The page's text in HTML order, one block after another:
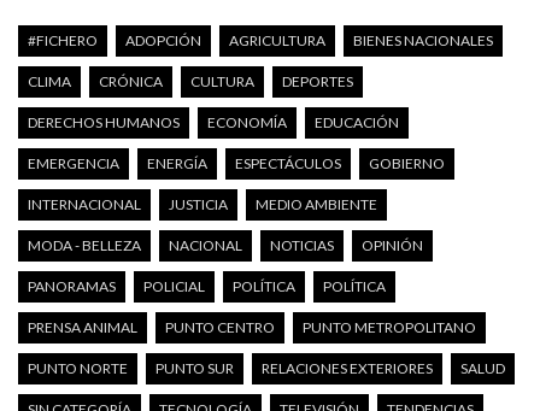
#FICHERO ADOPCIÓN AGRICULTURA BIENES NACIONALES
CLIMA CRÓNICA CULTURA DEPORTES
DERECHOS HUMANOS ECONOMÍA EDUCACIÓN
EMERGENCIA ENERGÍA ESPECTÁCULOS GOBIERNO
INTERNACIONAL JUSTICIA MEDIO AMBIENTE
MODA - BELLEZA NACIONAL NOTICIAS OPINIÓN
PANORAMAS POLICIAL POLÍTICA POLÍTICA
PRENSA ANIMAL PUNTO CENTRO PUNTO METROPOLITANO
PUNTO NORTE PUNTO SUR RELACIONES EXTERIORES SALUD